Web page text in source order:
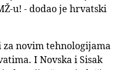
u! - dodao je hrvatski
za novim tehnologijama
I Novska i Sisak